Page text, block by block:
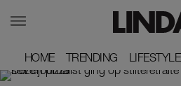
HOME
HOME TRENDING
TRENDING LIFESTYLE
LIFESTYLE